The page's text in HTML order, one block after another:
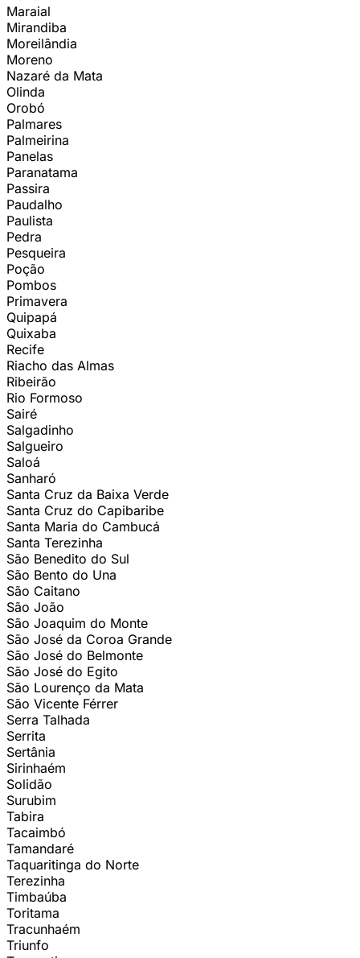
Maraial
Mirandiba
Moreilândia
Moreno
Nazaré da Mata
Olinda
Orobó
Palmares
Palmeirina
Panelas
Paranatama
Passira
Paudalho
Paulista
Pedra
Pesqueira
Poção
Pombos
Primavera
Quipapá
Quixaba
Recife
Riacho das Almas
Ribeirão
Rio Formoso
Sairé
Salgadinho
Salgueiro
Saloá
Sanharó
Santa Cruz da Baixa Verde
Santa Cruz do Capibaribe
Santa Maria do Cambucá
Santa Terezinha
São Benedito do Sul
São Bento do Una
São Caitano
São João
São Joaquim do Monte
São José da Coroa Grande
São José do Belmonte
São José do Egito
São Lourenço da Mata
São Vicente Férrer
Serra Talhada
Serrita
Sertânia
Sirinhaém
Solidão
Surubim
Tabira
Tacaimbó
Tamandaré
Taquaritinga do Norte
Terezinha
Timbaúba
Toritama
Tracunhaém
Triunfo